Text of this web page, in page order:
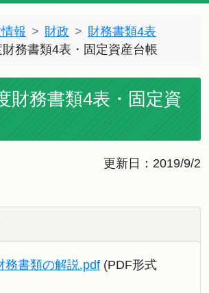
報 財政
財務書類4表
務書類4表・固定資産台帳
財務書類4表・固定資
更新日：2019/9/2
務書類の解説.pdf (PDF形式